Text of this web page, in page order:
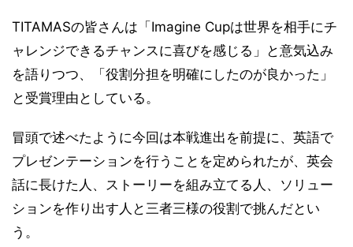
TITAMASの皆さんは「Imagine Cupは世界を相手にチ
ャレンジできるチャンスに喜びを感じる」と意気込み
を語りつつ、「役割分担を明確にしたのが良かった」
と受賞理由としている。
冒頭で述べたように今回は本戦進出を前提に、英語で
プレゼンテーションを行うことを定められたが、英会
話に長けた人、ストーリーを組み立てる人、ソリュー
ションを作り出す人と三者三様の役割で挑んだとい
う。